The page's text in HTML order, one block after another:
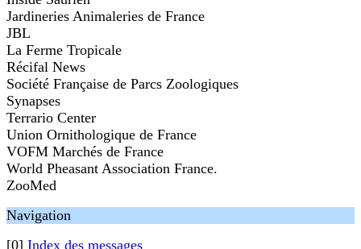
Jardineries Animaleries de France
JBL
La Ferme Tropicale
Récifal News
Société Française de Parcs Zoologiques
Synapses
Terrario Center
Union Ornithologique de France
VOFM Marchés de France
World Pheasant Association France.
ZooMed
Navigation
[0] Index des messages